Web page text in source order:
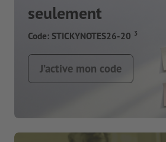
seulement
Code: STICKYNOTES26-20 3
J’active mon code